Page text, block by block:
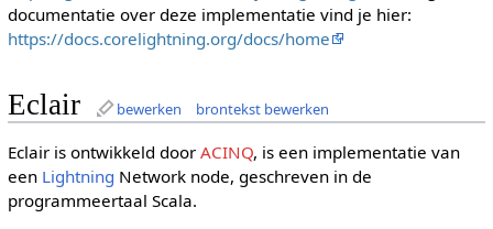
documentatie over deze implementatie vind je hier:
https://docs.corelightning.org/docs/home
Eclair bewerken brontekst bewerken
Eclair is ontwikkeld door ACINQ, is een implementatie van
een Lightning Network node, geschreven in de
programmeertaal Scala.